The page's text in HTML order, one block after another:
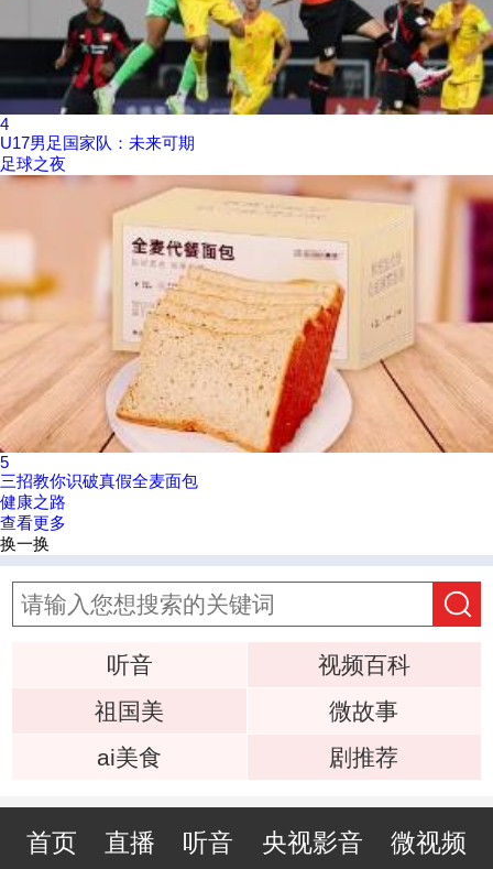
4
U17男足国家队：未来可期
足球之夜
5
三招教你识破真假全麦面包
健康之路
查看更多
换一换
听音
视频百科
祖国美
微故事
ai美食
剧推荐
首页 直播 听音 央视影音 微视频